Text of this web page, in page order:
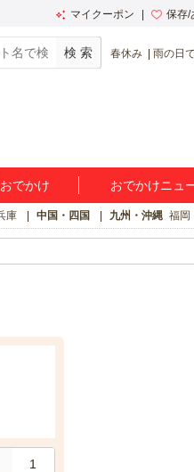
マイクーポン 保存/
春休み 雨の日
でかけ おでかけニュ
庫 中国・四国 九州・沖縄 福岡
1